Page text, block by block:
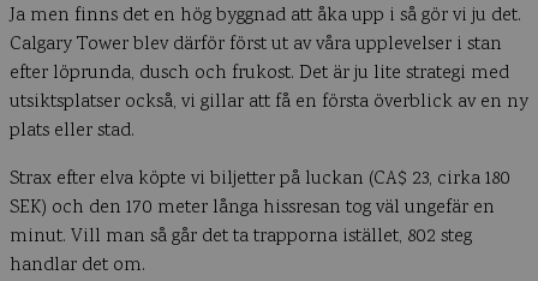
Ja men finns det en hög byggnad att åka upp i så gör vi ju det.
Calgary Tower blev därför först ut av våra upplevelser i stan
efter löprunda, dusch och frukost. Det är ju lite strategi med
utsiktsplatser också, vi gillar att få en första överblick av en ny
plats eller stad.
Strax efter elva köpte vi biljetter på luckan (CA$ 23, cirka 180
SEK) och den 170 meter långa hissresan tog väl ungefär en
minut. Vill man så går det ta trapporna istället, 802 steg
handlar det om.